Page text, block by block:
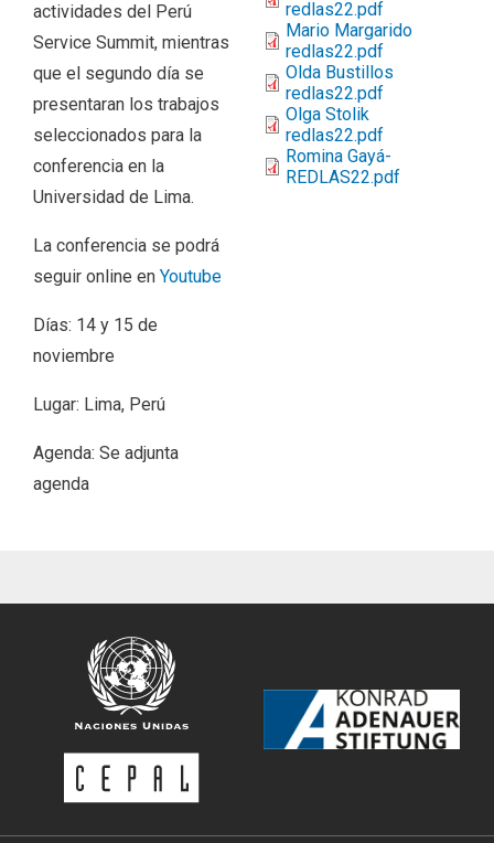
actividades del Perú
Service Summit, mientras
que el segundo día se
presentaran los trabajos
seleccionados para la
conferencia en la
Universidad de Lima.
La conferencia se podrá
seguir online en Youtube
Días: 14 y 15 de
noviembre
Lugar: Lima, Perú
Agenda: Se adjunta
agenda
redlas22.pdf
Mario Margarido
redlas22.pdf
Olda Bustillos
redlas22.pdf
Olga Stolik
redlas22.pdf
Romina Gayá-
REDLAS22.pdf